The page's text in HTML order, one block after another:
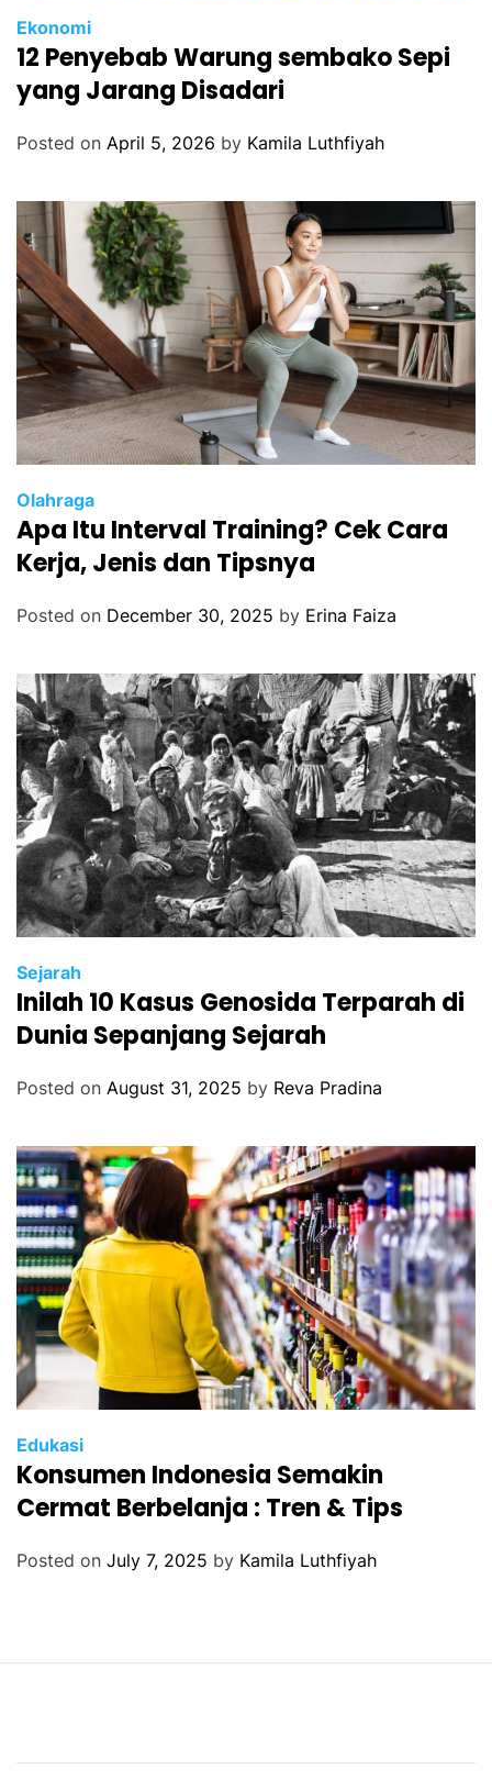
Ekonomi
12 Penyebab Warung sembako Sepi
yang Jarang Disadari
Posted on April 5, 2026 by Kamila Luthfiyah
Olahraga
Apa Itu Interval Training? Cek Cara
Kerja, Jenis dan Tipsnya
Posted on December 30, 2025 by Erina Faiza
Sejarah
Inilah 10 Kasus Genosida Terparah di
Dunia Sepanjang Sejarah
Posted on August 31, 2025 by Reva Pradina
Edukasi
Konsumen Indonesia Semakin
Cermat Berbelanja : Tren & Tips
Posted on July 7, 2025 by Kamila Luthfiyah